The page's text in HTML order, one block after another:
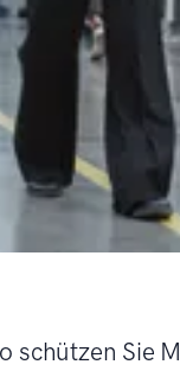
schützen Sie